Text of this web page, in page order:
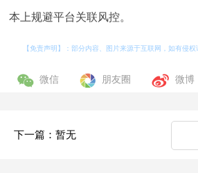
本上规避平台关联风控。
【免责声明】：部分内容、图片来源于互联网，如有侵
微信 朋友圈 微博
下一篇：暂无